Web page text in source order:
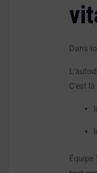
Dans
C’est
Équipe